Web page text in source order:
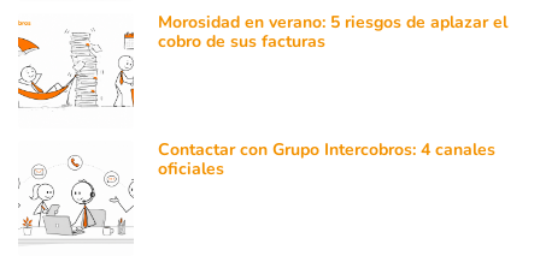
Morosidad en verano: 5 riesgos de aplazar el
cobro de sus facturas
Contactar con Grupo Intercobros: 4 canales
oficiales